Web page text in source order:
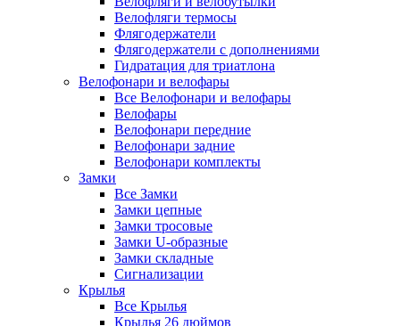
Велофляги термосы
Флягодержатели
Флягодержатели с дополнениями
Гидратация для триатлона
Велофонари и велофары
Все Велофонари и велофары
Велофары
Велофонари передние
Велофонари задние
Велофонари комплекты
Замки
Все Замки
Замки цепные
Замки тросовые
Замки U-образные
Замки складные
Сигнализации
Крылья
Все Крылья
Крылья 26 дюймов